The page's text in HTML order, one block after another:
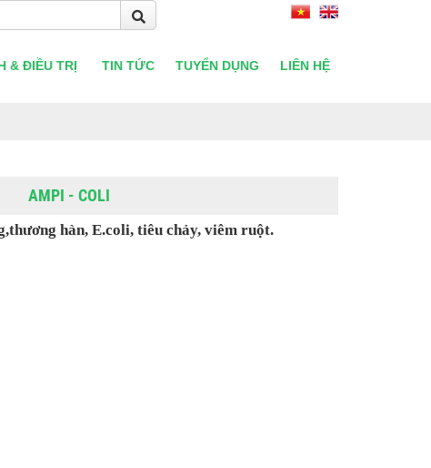
& ĐIỀU TRỊ TIN TỨC TUYỂN DỤNG LIÊN HỆ
AMPI - COLI
hàn, E.coli, tiêu chảy, viêm ruột.